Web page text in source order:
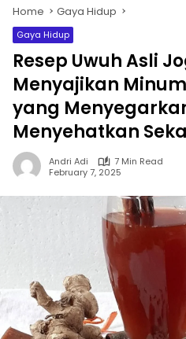
Home Gaya Hidup
Gaya Hidup
Resep Uwuh Asli
Menyajikan
yang
Menyehatkan
Andri Adi
7 Min Read
February 7, 2025